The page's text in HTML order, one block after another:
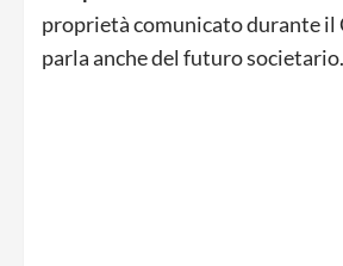
proprietà comunicato durante il
parla anche del futuro societario.